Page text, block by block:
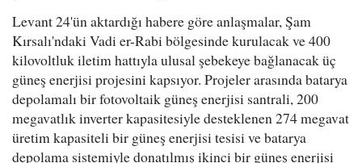
Levant 24'ün aktardığı habere göre anlaşmalar, Şam
Kırsalı'ndaki Vadi er-Rabi bölgesinde kurulacak ve 400
kilovoltluk iletim hattıyla ulusal şebekeye bağlanacak üç
güneş enerjisi projesini kapsıyor. Projeler arasında batarya
depolamalı bir fotovoltaik güneş enerjisi santrali, 200
megavatlık inverter kapasitesiyle desteklenen 274 megavat
üretim kapasiteli bir güneş enerjisi tesisi ve batarya
depolama sistemiyle donatılmış ikinci bir güneş enerjisi